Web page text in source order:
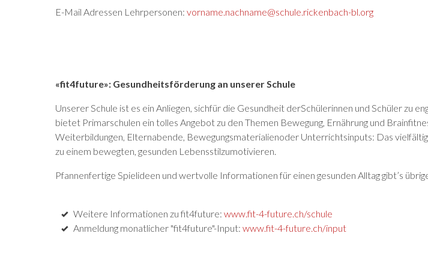
E-Mail Adressen Lehrpersonen: vorname.nachname@schule.rickenbach-bl.org
«fit4future»: Gesundheitsförderung an unserer Schule
Unserer Schule ist es ein Anliegen, sichfür die Gesundheit derSchülerinnen und Schüler zu
bietet Primarschulen ein tolles Angebot zu den Themen Bewegung, Ernährung und
Weiterbildungen, Elternabende, Bewegungsmaterialienoder Unterrichtsinputs: Das
zu einem bewegten, gesunden Lebensstilzumotivieren.
Pfannenfertige Spielideen und wertvolle Informationen für einen gesunden Alltag gibt’s
Weitere Informationen zu fit4future: www.fit-4-future.ch/schule
Anmeldung monatlicher "fit4future"-Input: www.fit-4-future.ch/input